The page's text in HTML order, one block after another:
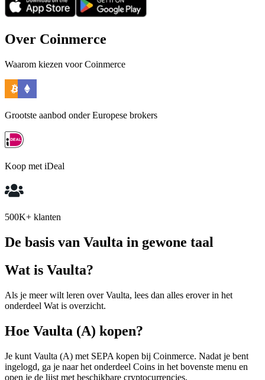
Over Coinmerce
Waarom kiezen voor Coinmerce
Grootste aanbod onder Europese brokers
Koop met iDeal
500K+ klanten
De basis van Vaulta in gewone taal
Wat is Vaulta?
Als je meer wilt leren over Vaulta, lees dan alles erover in het
onderdeel Wat is overzicht.
Hoe Vaulta (A) kopen?
Je kunt Vaulta (A) met SEPA kopen bij Coinmerce. Nadat je bent
ingelogd, ga je naar het onderdeel Coins in het bovenste menu en
open je de lijst met beschikbare cryptocurrencies.